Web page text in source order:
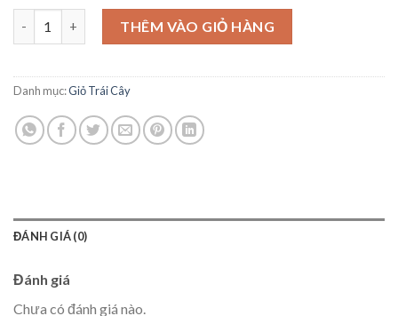
Giỏ Trái Cây - C04 số lượngTHÊM VÀO GIỎ HÀNG
Danh mục:Giỏ Trái Cây
ĐÁNH GIÁ (0)
Đánh giá
Chưa có đánh giá nào.